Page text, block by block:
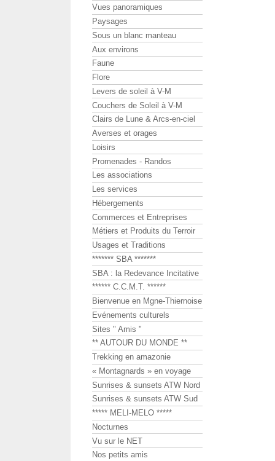
Vues panoramiques
Paysages
Sous un blanc manteau
Aux environs
Faune
Flore
Levers de soleil à V-M
Couchers de Soleil à V-M
Clairs de Lune & Arcs-en-ciel
Averses et orages
Loisirs
Promenades - Randos
Les associations
Les services
Hébergements
Commerces et Entreprises
Métiers et Produits du Terroir
Usages et Traditions
******* SBA *******
SBA : la Redevance Incitative
****** C.C.M.T. ******
Bienvenue en Mgne-Thiernoise
Evénements culturels
Sites " Amis "
** AUTOUR DU MONDE **
Trekking en amazonie
« Montagnards » en voyage
Sunrises & sunsets ATW Nord
Sunrises & sunsets ATW Sud
***** MELI-MELO *****
Nocturnes
Vu sur le NET
Nos petits amis